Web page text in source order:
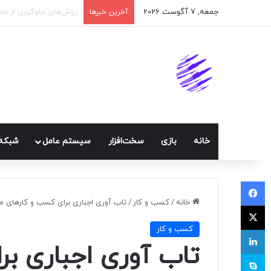
جمعه, 7 آگوست 2026 آخرین خبرها اپلیکیشن پیام‌رسان
خانه بازی سخت‌افزار سيستم عامل
خانه /کسب و کار /تاب آوری اجباری برای کسب و کارهای
کسب و کار
تاب آوری اجباری
فیسبوک